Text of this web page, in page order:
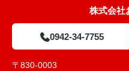
株式会社
0942-34-7755
〒830-0003